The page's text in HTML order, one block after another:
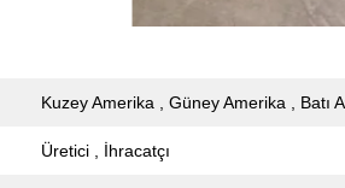
Kuzey Amerika , Güney Amerika , Batı
Üretici , İhracatçı